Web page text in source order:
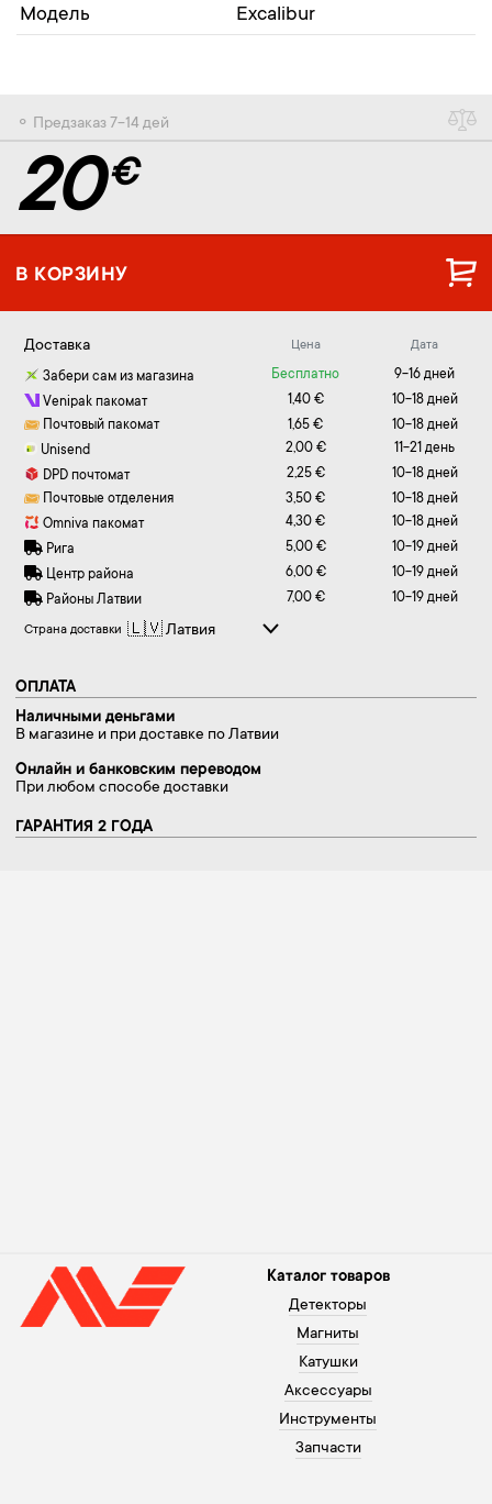
Модель Excalibur
⚬ Предзаказ 7-14 дей
20€
В КОРЗИНУ
Доставка Цена Дата
Забери сам из магазина Бесплатно
9-16 дней
Venipak пакомат
1,40 €
10-18 дней
Почтовый пакомат
1,65 €
10-18 дней
Unisend
2,00 €
11-21 день
DPD почтомат
2,25 €
10-18 дней
Почтовые отделения
3,50 €
10-18 дней
Omniva пакомат
4,30 €
10-18 дней
Рига
5,00 €
10-19 дней
Центр района
6,00 €
10-19 дней
Районы Латвии
7,00 € 10-19 дней
Страна доставки
ОПЛАТА
Наличными деньгами
В магазине и при доставке по Латвии
Онлайн и банковским переводом
При любом способе доставки
ГАРАНТИЯ 2 ГОДА
Каталог товаров
Детекторы
Магниты
Катушки
Аксессуары
Инструменты
Запчасти